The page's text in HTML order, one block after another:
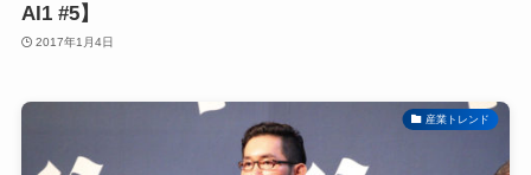
AI1 #5】
2017年1月4日
産業トレンド